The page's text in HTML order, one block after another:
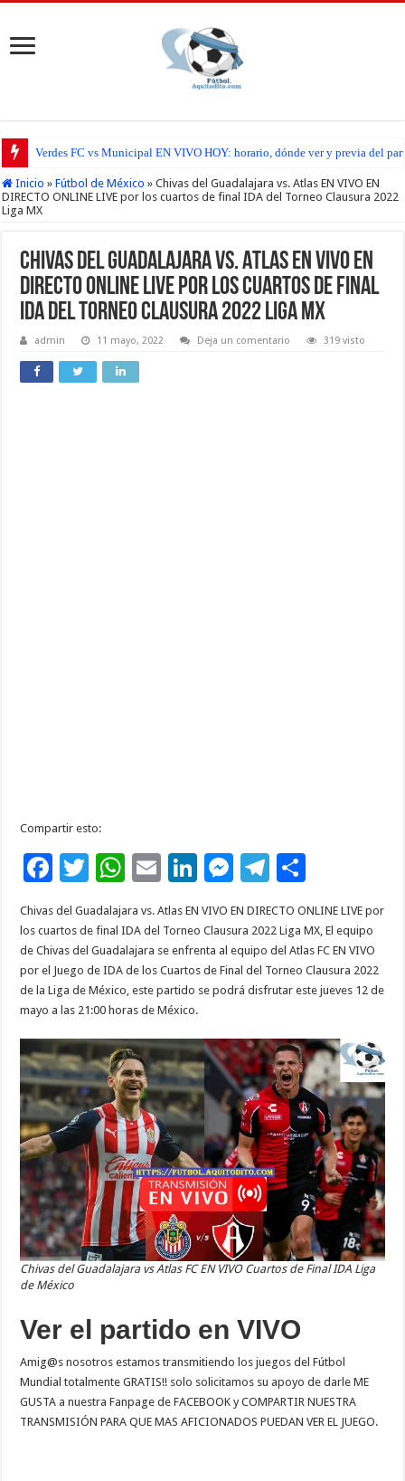
Verdes FC vs Municipal EN VIVO HOY: horario, dónde ver y previa del
Antigua GFC vs Real Estelí EN VIVO HOY: horario, dónde ver,
Inicio » Fútbol de México » Chivas del Guadalajara vs. Atlas EN VIVO EN
DIRECTO ONLINE LIVE por los cuartos de final IDA del Torneo Clausura 2022
Liga MX
Chivas del Guadalajara vs. Atlas EN VIVO EN
DIRECTO ONLINE LIVE por los cuartos de final
IDA del Torneo Clausura 2022 Liga MX
admin 11 mayo, 2022 Deja un comentario 319 visto
Compartir esto:
F
ac
e
b
o
o
k
T
wi
tt
er
W
at
sA
p
p
E
m
ai
l
Li
k
e
dI
n
M
se
n
g
T
e
gr
a
m
p
ar
r
Chivas del Guadalajara vs. Atlas EN VIVO EN DIRECTO ONLINE LIVE por
los cuartos de final IDA del Torneo Clausura 2022 Liga MX, El equipo
de Chivas del Guadalajara se enfrenta al equipo del Atlas FC EN VIVO
por el Juego de IDA de los Cuartos de Final del Torneo Clausura 2022
de la Liga de México, este partido se podrá disfrutar este jueves 12 de
mayo a las 21:00 horas de México.
Chivas del Guadalajara vs Atlas FC EN VIVO Cuartos de Final IDA Liga
de México
Ver el partido en VIVO
Amig@s nosotros estamos transmitiendo los juegos del Fútbol
Mundial totalmente GRATIS!! solo solicitamos su apoyo de darle ME
GUSTA a nuestra Fanpage de FACEBOOK y COMPARTIR NUESTRA
TRANSMISIÓN PARA QUE MAS AFICIONADOS PUEDAN VER EL JUEGO.